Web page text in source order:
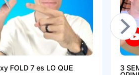
FOLD 7 es LO QUE
3